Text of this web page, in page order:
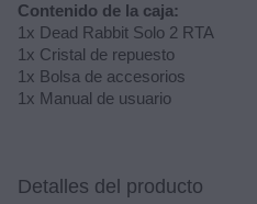
Contenido de la caja:
1x Dead Rabbit Solo 2 RTA
1x Cristal de repuesto
1x Bolsa de accesorios
1x Manual de usuario
Detalles del producto